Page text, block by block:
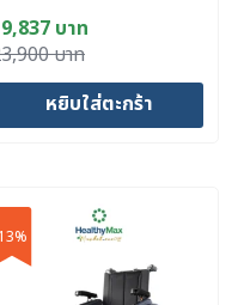
บาท
บาท
หยิบใส่ตะกร้า
13%